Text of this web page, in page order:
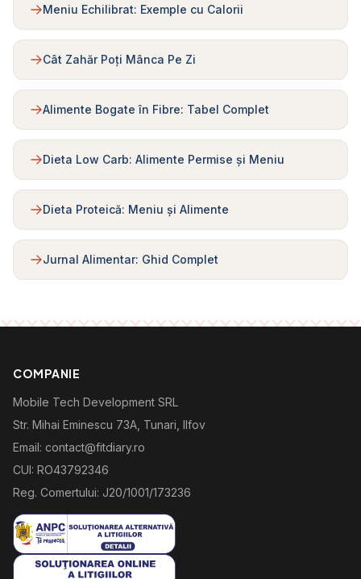
Meniu Echilibrat: Exemple cu Calorii
Cât Zahăr Poți Mânca Pe Zi
Alimente Bogate în Fibre: Tabel Complet
Dieta Low Carb: Alimente Permise și Meniu
Dieta Proteică: Meniu și Alimente
Jurnal Alimentar: Ghid Complet
COMPANIE
Mobile Tech Development SRL
Str. Mihai Eminescu 73A, Tunari, Ilfov
Email: contact@fitdiary.ro
CUI: RO43792346
Reg. Comertului: J20/1001/173236